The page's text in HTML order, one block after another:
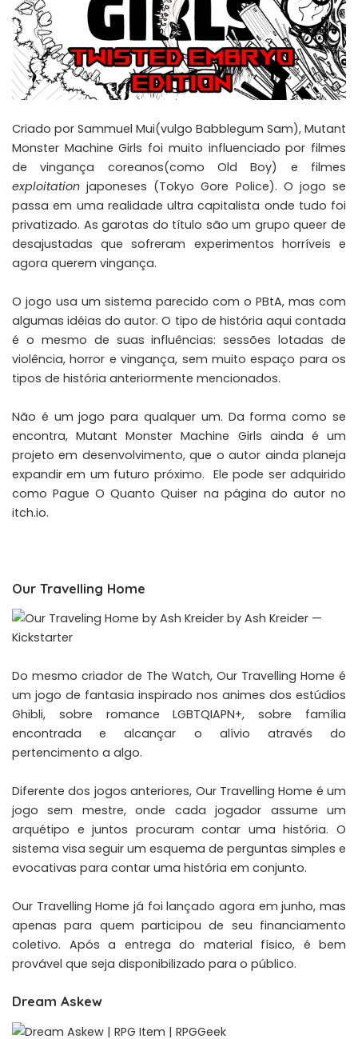
Criado por Sammuel Mui(vulgo Babblegum Sam), Mutant
Monster Machine Girls foi muito influenciado por filmes
de vingança coreanos(como Old Boy) e filmes
exploitation japoneses (Tokyo Gore Police). O jogo se
passa em uma realidade ultra capitalista onde tudo foi
privatizado. As garotas do título são um grupo queer de
desajustadas que sofreram experimentos horríveis e
agora querem vingança.
O jogo usa um sistema parecido com o PBtA, mas com
algumas idéias do autor. O tipo de história aqui contada
é o mesmo de suas influências: sessões lotadas de
violência, horror e vingança, sem muito espaço para os
tipos de história anteriormente mencionados.
Não é um jogo para qualquer um. Da forma como se
encontra, Mutant Monster Machine Girls ainda é um
projeto em desenvolvimento, que o autor ainda planeja
expandir em um futuro próximo. Ele pode ser adquirido
como Pague O Quanto Quiser na página do autor no
itch.io.
Our Travelling Home
Do mesmo criador de The Watch, Our Travelling Home é
um jogo de fantasia inspirado nos animes dos estúdios
Ghibli, sobre romance LGBTQIAPN+, sobre família
encontrada e alcançar o alívio através do
pertencimento a algo.
Diferente dos jogos anteriores, Our Travelling Home é um
jogo sem mestre, onde cada jogador assume um
arquétipo e juntos procuram contar uma história. O
sistema visa seguir um esquema de perguntas simples e
evocativas para contar uma história em conjunto.
Our Travelling Home já foi lançado agora em junho, mas
apenas para quem participou de seu financiamento
coletivo. Após a entrega do material físico, é bem
provável que seja disponibilizado para o público.
Dream Askew